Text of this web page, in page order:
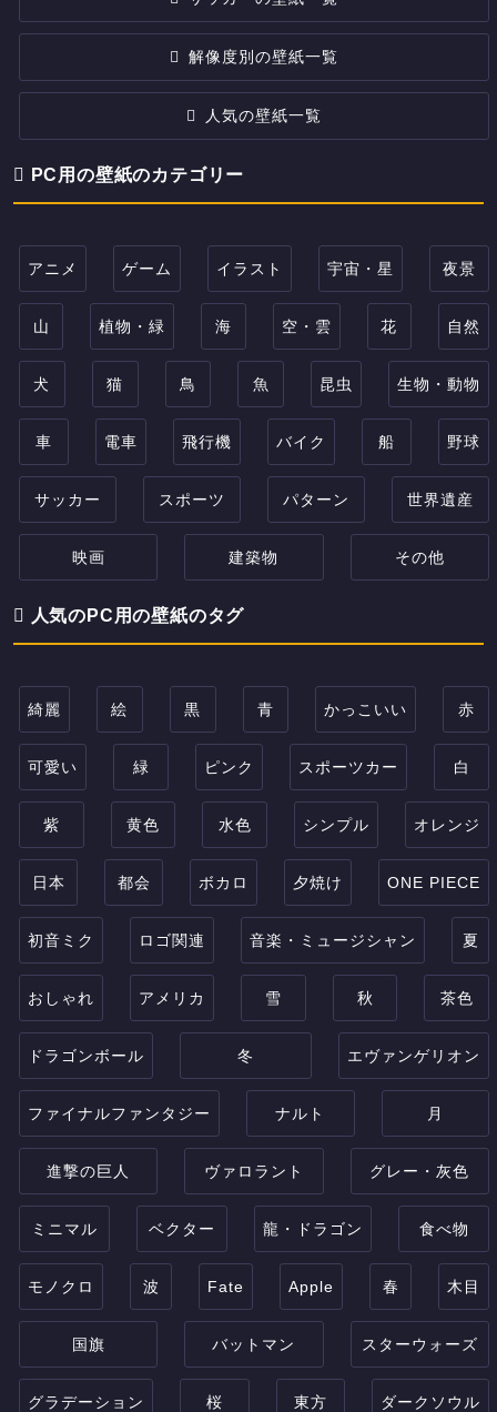
解像度別の壁紙一覧
人気の壁紙一覧
PC用の壁紙のカテゴリー
アニメ ゲーム イラスト 宇宙・星 夜景
山 植物・緑 海 空・雲 花 自然
犬 猫 鳥 魚 昆虫 生物・動物
車 電車 飛行機 バイク 船 野球
サッカー スポーツ パターン 世界遺産
映画 建築物 その他
人気のPC用の壁紙のタグ
綺麗 絵 黒 青 かっこいい 赤
可愛い 緑 ピンク スポーツカー 白
紫 黄色 水色 シンプル オレンジ
日本 都会 ボカロ 夕焼け ONE PIECE
初音ミク ロゴ関連 音楽・ミュージシャン 夏
おしゃれ アメリカ 雪 秋 茶色
ドラゴンボール 冬 エヴァンゲリオン
ファイナルファンタジー ナルト 月
進撃の巨人 ヴァロラント グレー・灰色
ミニマル ベクター 龍・ドラゴン 食べ物
モノクロ 波 Fate Apple 春 木目
国旗 バットマン スターウォーズ
グラデーション 桜 東方 ダークソウル